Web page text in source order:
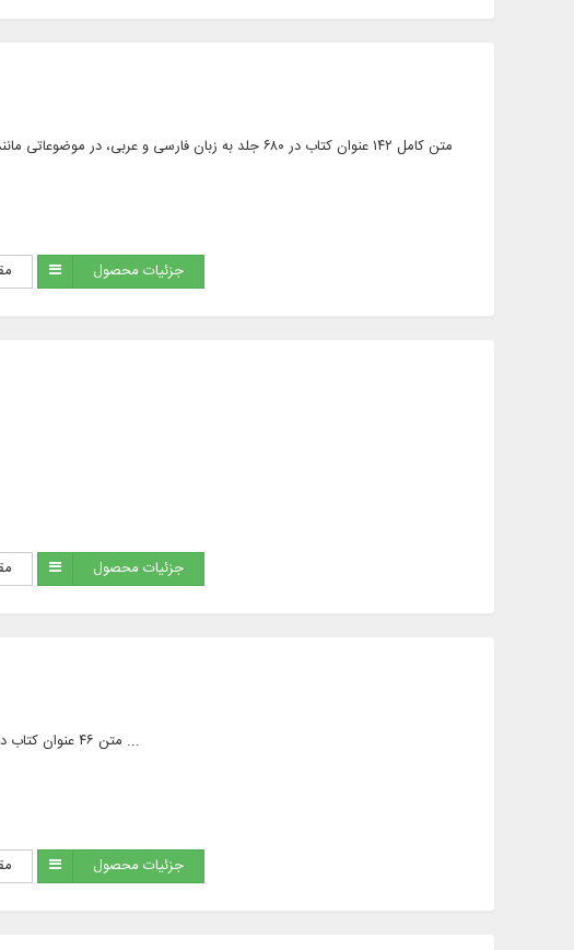
متن کامل ۱۴۲ عنوان کتاب در ۶۸۰ جلد به زبان فارسی و
جزئیات محصول
جزئیات محصول
متن ۴۶ عنوان کتاب در موضوعات:حديث، عقايد، اخلاق، فقه؛ ارائه نگارخانه اي مشتمل بر بيش از ۶۰ قطعه تصوير و ...
جزئیات محصول